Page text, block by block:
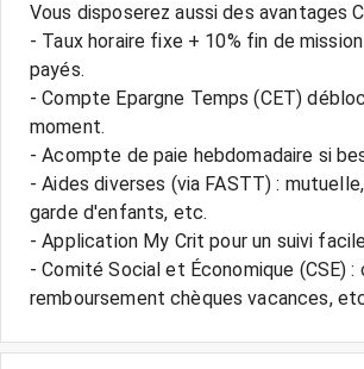
Vous disposerez aussi des avantages
- Taux horaire fixe + 10% fin de
payés.
- Compte Epargne Temps (CET)
moment.
- Acompte de paie hebdomadaire si
- Aides diverses (via FASTT) :
garde d'enfants, etc.
- Application My Crit pour un suivi
- Comité Social et Économique (CSE)